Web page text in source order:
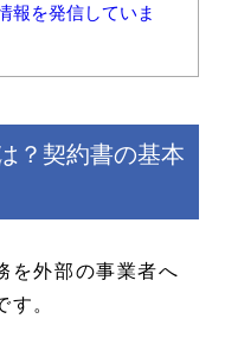
報を発信していま
？契約書の基本
を外部の事業者へ
す。